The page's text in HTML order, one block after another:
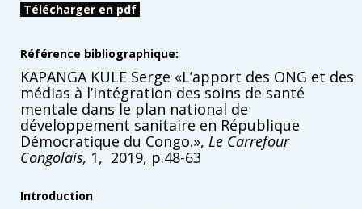
Télécharger en pdf
Référence bibliographique:
KAPANGA KULE Serge «L’apport des ONG et des
médias à l’intégration des soins de santé
mentale dans le plan national de
développement sanitaire en République
Démocratique du Congo.», Le Carrefour
Congolais, 1, 2019, p.48-63
Introduction